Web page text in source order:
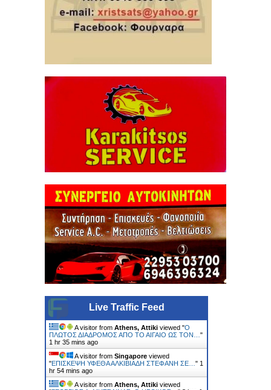
Live Traffic Feed
A visitor from Athens, Attiki viewed "Ο
ΠΛΩΤΟΣ ΔΙΑΔΡΟΜΟΣ ΑΠΟ ΤΟ ΑΙΓΑΙΟ ΩΣ ΤΟΝ… "
1 hr 35 mins ago
A visitor from Singapore viewed
"ΕΠΙΣΚΕΨΗ ΥΦΕΘΑ ΑΛΚΙΒΙΑΔΗ ΣΤΕΦΑΝΗ ΣΕ… " 1
hr 54 mins ago
A visitor from Athens, Attiki viewed